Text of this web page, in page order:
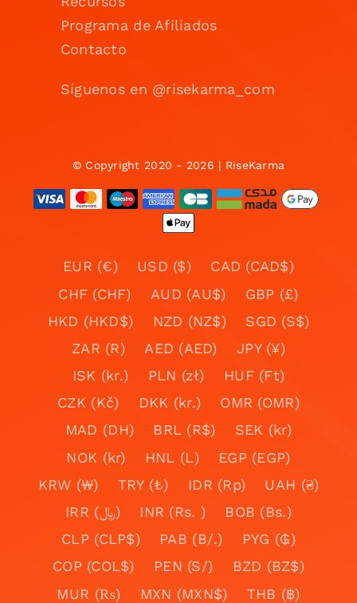
Programa de Afiliados
Contacto
Síguenos en @risekarma_com
© Copyright 2020 - 2026 | RiseKarma
EUR (€) USD ($)
CAD (CAD$)
CHF (CHF)
AUD (AU$)
GBP (£)
HKD (HKD$)
NZD (NZ$)
SGD (S$)
ZAR (R)
AED (AED)
JPY (¥)
ISK (kr.)
PLN (zł)
HUF (Ft)
CZK (Kč)
DKK (kr.)
OMR (OMR)
MAD (DH)
BRL (R$)
SEK (kr)
NOK (kr)
HNL (L)
EGP (EGP)
KRW (₩)
TRY (₺) IDR (Rp)
UAH (₴)
IRR (﷼)
INR (Rs. )
BOB (Bs.)
CLP (CLP$)
PAB (B/.)
PYG (₲)
COP (COL$)
PEN (S/)
BZD (BZ$)
MUR (₨)
MXN (MXN$)
THB (฿)